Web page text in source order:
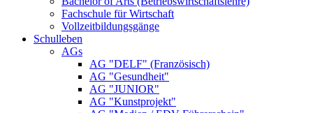
Fachschule für Wirtschaft
Vollzeitbildungsgänge
Schulleben
AGs
AG "DELF" (Französisch)
AG "Gesundheit"
AG "JUNIOR"
AG "Kunstprojekt"